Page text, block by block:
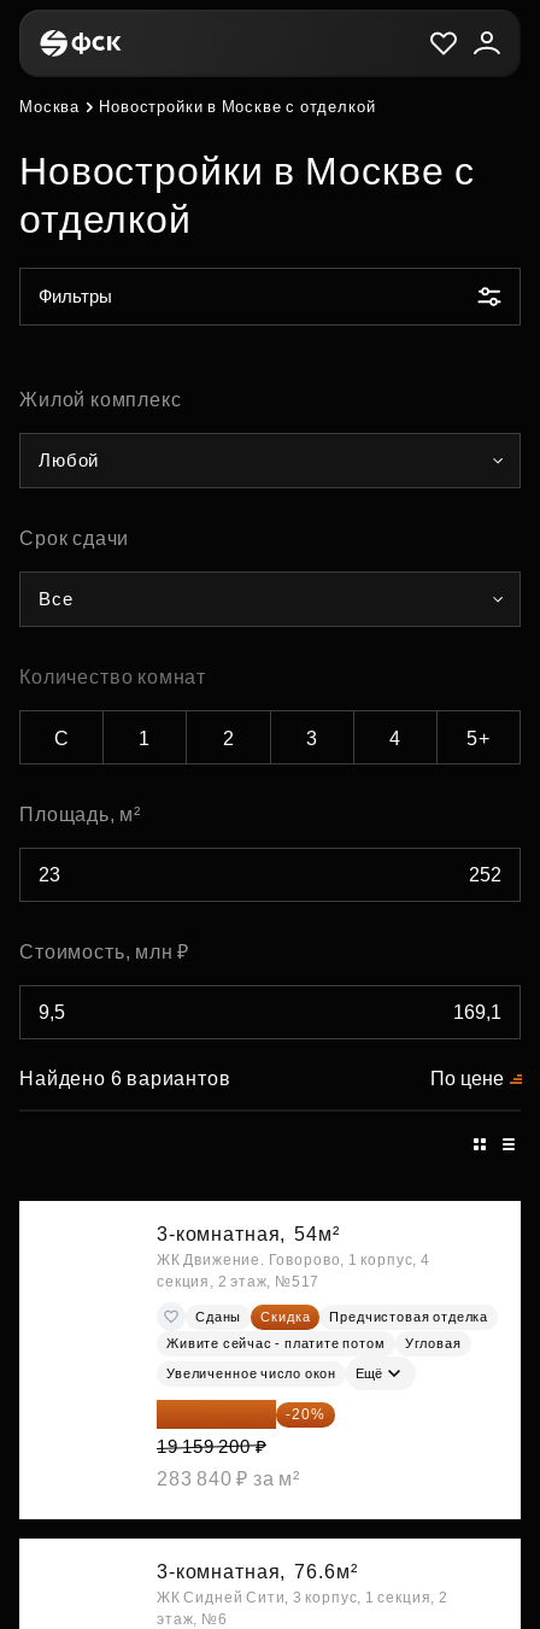
Москва Новостройки в Москве с отделкой
Новостройки в Москве с
отделкой
Фильтры
Жилой комплекс
Любой
Срок сдачи
Все
Количество комнат
С 1 2 3 4 5+
Площадь, м²
Стоимость, млн ₽
Найдено 6 вариантов По цене
3-комнатная, 54м²
ЖК Движение. Говорово, 1 корпус, 4
секция, 2 этаж, №517
Сданы Скидка
Предчистовая отделка
Живите сейчас - платите потом
Угловая
Увеличенное число окон Ещё
15 327 360 ₽ -20%
19 159 200 ₽
283 840 ₽ за м²
3-комнатная, 76.6м²
ЖК Сидней Сити, 3 корпус, 1 секция, 2
этаж, №6